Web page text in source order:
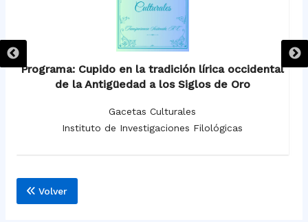
Programa: Cupido en la tradición lírica occidental
de la Antigüedad a los Siglos de Oro
Gacetas Culturales
Instituto de Investigaciones Filológicas
Volver